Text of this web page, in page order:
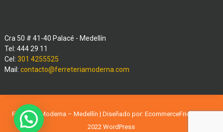
Cra 50 # 41-40 Palacé - Medellín
Tel: 444 29 11
Cel: 301 4255525
Mail: contacto@ferreteriamoderna.com
Ferreteria Moderna – Medellín | Diseñado por:EcommerceFriends
2022WordPress